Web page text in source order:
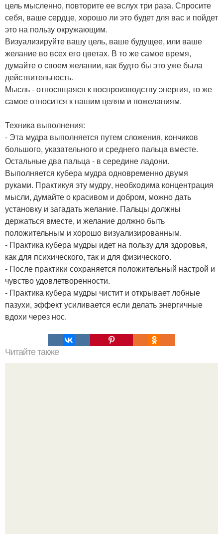
цель мысленно, повторите ее вслух три раза. Спросите
себя, ваше сердце, хорошо ли это будет для вас и пойдет
это на пользу окружающим.
Визуализируйте вашу цель, ваше будущее, или ваше
желание во всех его цветах. В то же самое время,
думайте о своем желании, как будто бы это уже была
действительность.
Мысль - относящаяся к воспроизводству энергия, то же
самое относится к нашим целям и пожеланиям.
Техника выполнения:
- Эта мудра выполняется путем сложения, кончиков
большого, указательного и среднего пальца вместе.
Остальные два пальца - в середине ладони.
Выполняется кубера мудра одновременно двумя
руками. Практикуя эту мудру, необходима концентрация
мысли, думайте о красивом и добром, можно дать
установку и загадать желание. Пальцы должны
держаться вместе, и желание должно быть
положительным и хорошо визуализированным.
- Практика кубера мудры идет на пользу для здоровья,
как для психического, так и для физического.
- После практики сохраняется положительный настрой и
чувство удовлетворенности.
- Практика кубера мудры чистит и открывает лобные
пазухи, эффект усиливается если делать энергичные
вдохи через нос.
Читайте также